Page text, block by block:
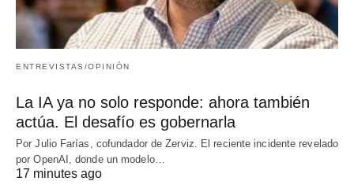
ENTREVISTAS/OPINIÓN
La IA ya no solo responde: ahora también
actúa. El desafío es gobernarla
Por Julio Farías, cofundador de Zerviz. El reciente incidente revelado
por OpenAI, donde un modelo…
17 minutes ago